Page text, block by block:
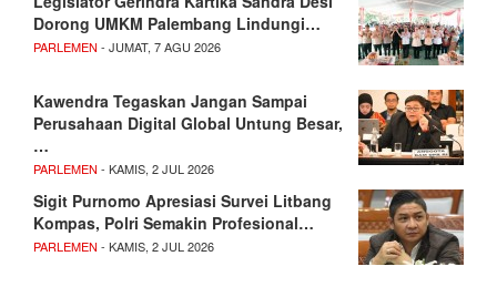
Dorong UMKM Palembang Lindungi…
PARLEMEN - JUMAT, 7 AGU 2026
Kawendra Tegaskan Jangan Sampai
Perusahaan Digital Global Untung Besar,
…
PARLEMEN - KAMIS, 2 JUL 2026
Sigit Purnomo Apresiasi Survei Litbang
Kompas, Polri Semakin Profesional…
PARLEMEN - KAMIS, 2 JUL 2026